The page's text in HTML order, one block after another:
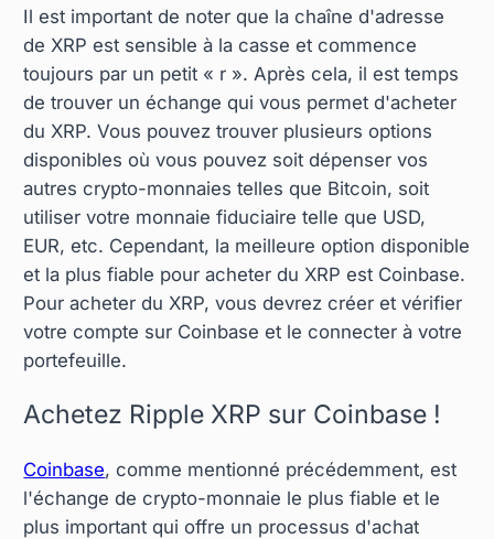
Il est important de noter que la chaîne d'adresse
de XRP est sensible à la casse et commence
toujours par un petit « r ». Après cela, il est temps
de trouver un échange qui vous permet d'acheter
du XRP. Vous pouvez trouver plusieurs options
disponibles où vous pouvez soit dépenser vos
autres crypto-monnaies telles que Bitcoin, soit
utiliser votre monnaie fiduciaire telle que USD,
EUR, etc. Cependant, la meilleure option disponible
et la plus fiable pour acheter du XRP est Coinbase.
Pour acheter du XRP, vous devrez créer et vérifier
votre compte sur Coinbase et le connecter à votre
portefeuille.
Achetez Ripple XRP sur Coinbase !
Coinbase, comme mentionné précédemment, est
l'échange de crypto-monnaie le plus fiable et le
plus important qui offre un processus d'achat